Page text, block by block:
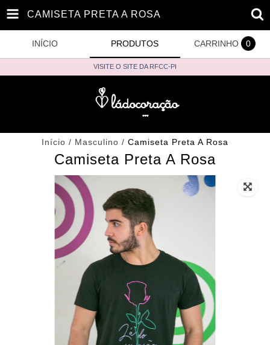
CAMISETA PRETA A ROSA
INÍCIO PRODUTOS CARRINHO 0
VISITE O SITE DA RFCC-PI
Início / Masculino / Camiseta Preta A Rosa
Camiseta Preta A Rosa